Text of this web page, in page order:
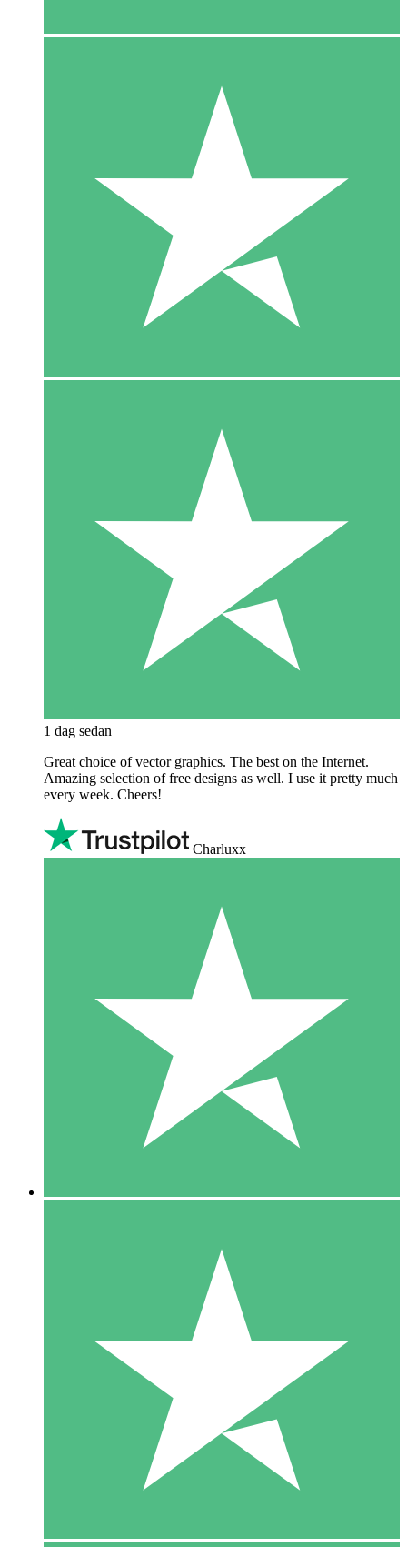
1 dag sedan
Great choice of vector graphics. The best on the Internet.
Amazing selection of free designs as well. I use it pretty much
every week. Cheers!
Charluxx